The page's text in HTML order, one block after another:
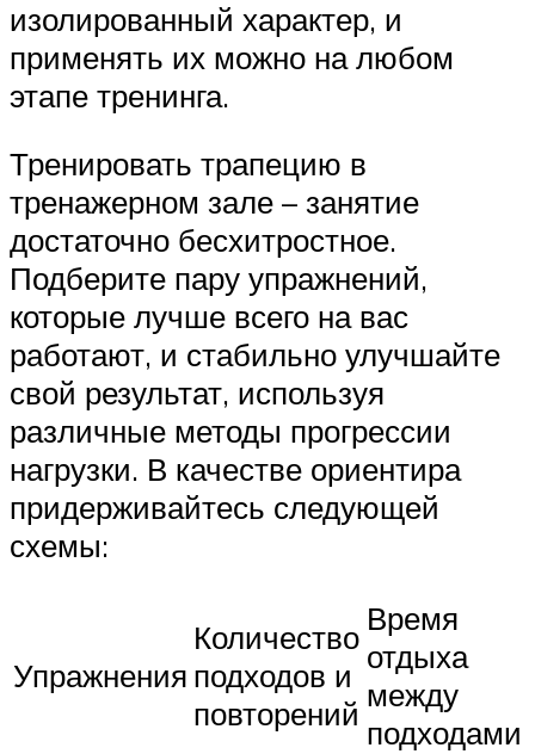
изолированный характер, и
применять их можно на любом
этапе тренинга.
Тренировать трапецию в
тренажерном зале – занятие
достаточно бесхитростное.
Подберите пару упражнений,
которые лучше всего на вас
работают, и стабильно улучшайте
свой результат, используя
различные методы прогрессии
нагрузки. В качестве ориентира
придерживайтесь следующей
схемы:
Упражнения
Количество
подходов и
повторений
Время
отдыха
между
подходами